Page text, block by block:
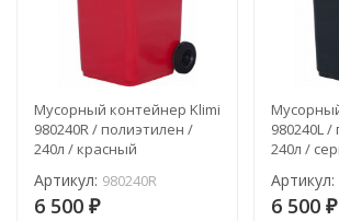
Мусорный контейнер Klimi
980240R / полиэтилен /
240л / красный
Артикул: 980240R
6 500 ₽
980240L
240л /
Артикул:
6 500 ₽